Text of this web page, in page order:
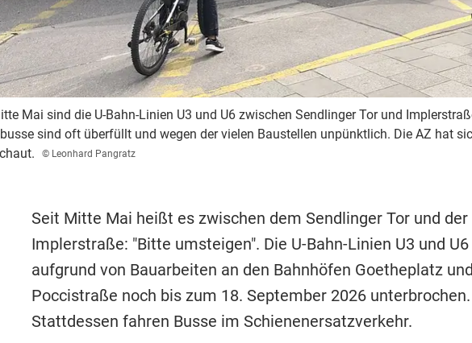
Mai sind die U-Bahn-Linien U3 und U6 zwischen Sendlinger Tor und
sind oft überfüllt und wegen der vielen Baustellen unpünktlich. Die AZ hat
© Leonhard Pangratz
Seit Mitte Mai heißt es zwischen dem Sendlinger Tor und der
Implerstraße: "Bitte umsteigen". Die U-Bahn-Linien U3 und
aufgrund von Bauarbeiten an den Bahnhöfen Goetheplatz und
Poccistraße noch bis zum 18. September 2026 unterbrochen.
Stattdessen fahren Busse im Schienenersatzverkehr.